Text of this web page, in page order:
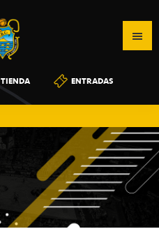
TIENDA ENTRADAS